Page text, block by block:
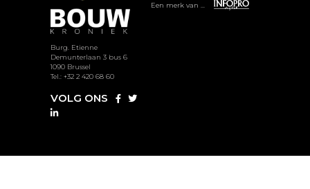
Burg. Etienne
Demunterlaan 3 bus 6
1090 Brussel
Tel.: +32 2 420 68 60
VOLG ONS
Een merk van ...